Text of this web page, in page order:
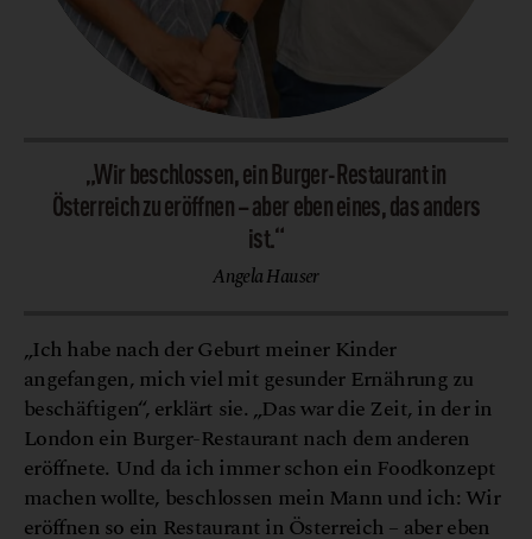
„Wir beschlossen, ein Burger-Restaurant in
Österreich zu eröffnen – aber eben eines, das anders
ist.“
Angela Hauser
„Ich habe nach der Geburt meiner Kinder
angefangen, mich viel mit gesunder Ernährung zu
beschäftigen“, erklärt sie. „Das war die Zeit, in der in
London ein Burger-Restaurant nach dem anderen
eröffnete. Und da ich immer schon ein Foodkonzept
machen wollte, beschlossen mein Mann und ich: Wir
eröffnen so ein Restaurant in Österreich – aber eben